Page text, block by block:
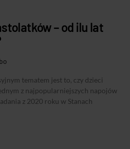
– od ilu lat
tematem jest to, czy dzieci
z najpopularniejszych napojów
z 2020 roku w Stanach